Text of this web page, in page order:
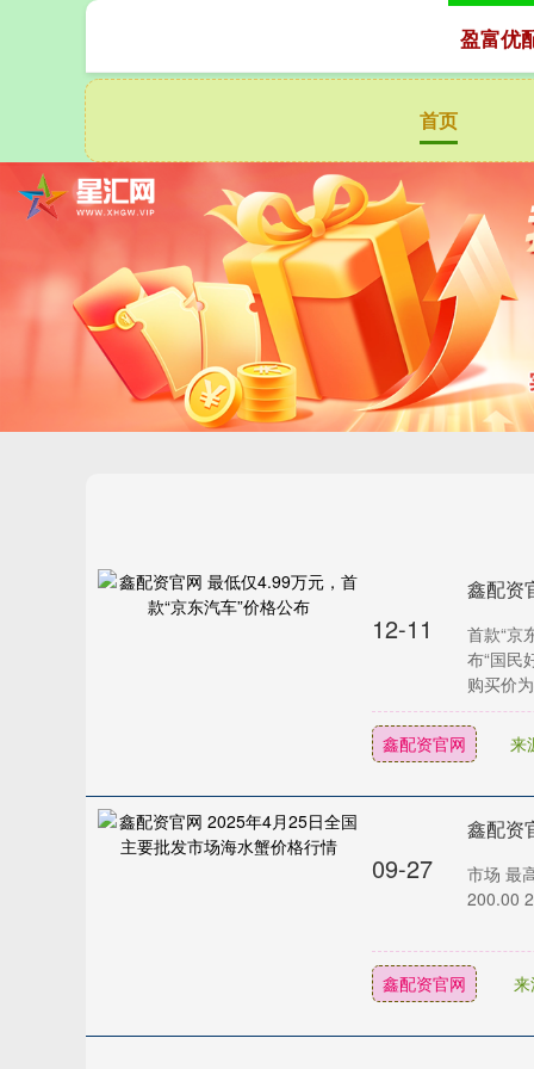
首页
盈富优
12-11
鑫配资
首款“京
布“国民
购买价
鑫配资官网 来
09-27
鑫配资
市场 最
200.00
鑫配资官网